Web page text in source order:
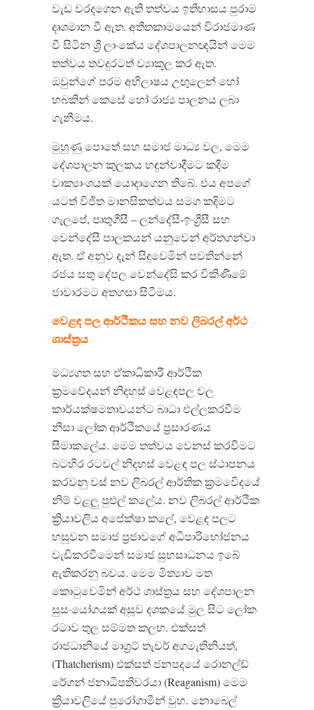
වැඩ වරදගෙන ඇති තත්වය ඉතිහාසය පුරාම
දෘශමාන වී ඇත. අතීතකාමයෙන් විරාජමාණ
වී සිටින ශ්‍රී ලාංකේය දේශපාලනඥයින් මෙම
තත්වය තවදුරටත් ව්‍යාකූල කර ඇත.
ඔවුන්ගේ පරම අභිලාෂය උඟුලෙන් හෝ
හබකින් කෙසේ හෝ රාජ්‍ය පාලනය ලබා
ගැනීමය.
මුහුණු පොතේ සහ සමාජ මාධ්‍ය වල, මෙම
දේශපාලන කුලකය හඳුන්වාදීමට කදිම
වාක්‍යාංශයක් යොදාගෙන තිබේ. එය අපගේ
යටත් විජිත මානසිකත්වය සමග කදිමට
ගැලපේ, පෘතුගීසී – ලන්දේසී-ඉංග්‍රීසී සහ
වෙන්දේසී පාලකයන් යනුවෙන් අර්තගන්වා
ඇත. ඒ අනුව දැන් සිදුවෙමින් පවතින්නේ
රජය සතු දේපල වෙන්දේසි කර විකිණීමේ
ජාවාරමට අතගසා සිටීමය.
වෙළඳ පල ආර්ථිකය සහ නව ලිබරල් අර්ථ
ශාස්ත්‍රය
මධ්‍යගත සහ ඒකාධිකාරී ආර්ථික
ක්‍රමවේදයන් නිදහස් වෙළඳපල වල
කාර්යක්ෂමතාවයන්ට බාධා එල්ලකරවීම
නිසා ලෝක ආර්ථිකයේ ප්‍රසාරණය
සීමාකලේය. මෙම තත්වය වෙනස් කරවීමට
බටහිර රටවල් නිදහස් වෙළඳ පල ස්ථාපනය
කරවනු වස් නව ලිබරල් ආර්තික ක්‍රමවෙිදයේ
නිම් වළලු පුළුල් කලේය. නව ලිබරල් ආර්ථික
ක්‍රියාවලිය අපේක්ෂා කලේ, වෙළඳ පලට
හසුවන සමාජ ප්‍රජාවගේ අධිපාරිභෝජනය
වැඩිකරවීමෙන් සමාජ සුභසාධනය ඉබේ
ඇතිකරනු බවය. මෙම මිත්‍යාව මත
කොටුවෙමින් අර්ථ ශාස්ත්‍රය සහ දේශපාලන
සුසංයෝගයක් අසූව දශකයේ මුල සිට ලෝක
රටාව තුල සම්මත කලහ. එක්සත්
රාජධානියේ මාග්‍රට් තැචර් අගමැතිනියත්,
(Thatcherism) එක්සත් ජනපදයේ රොනල්ඩ්
රේගන් ජනාධිපතිවරයා (Reaganism) මෙම
ක්‍රියාවලියේ පුරෝගාමීන් වුහ. නොබෙල්